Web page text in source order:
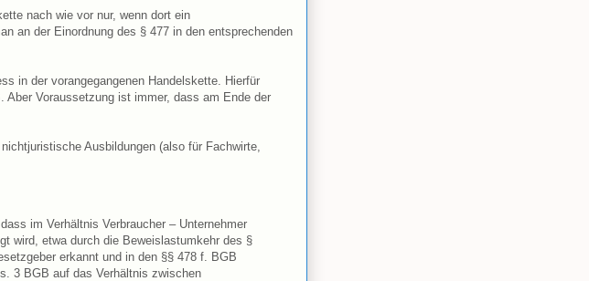
nach wie vor nur, wenn dort ein
an der Einordnung des § 477 in den entsprechenden
in der vorangegangenen Handelskette. Hierfür
Aber Voraussetzung ist immer, dass am Ende der
Ausbildungen (also für Fachwirte,
im Verhältnis Verbraucher – Unternehmer
wird, etwa durch die Beweislastumkehr des §
erkannt und in den §§ 478 f. BGB
3 BGB auf das Verhältnis zwischen